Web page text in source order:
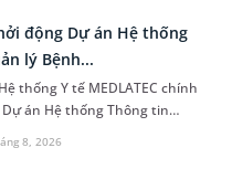
8, 2026
động Dự án Hệ thống
lý Bệnh...
thống Y tế MEDLATEC chính
án Hệ thống Thông tin
(HIS - Hospital Information
mới. Dự á...